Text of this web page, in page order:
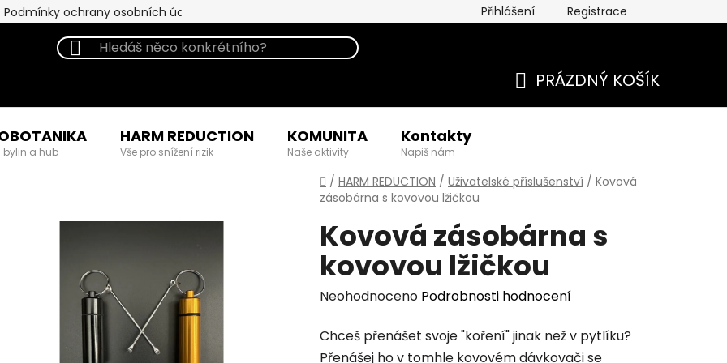
Podmínky ochrany osobních údajů Přihlášení Registrace
PRÁZDNÝ KOŠÍK
bylin a hub
HARM REDUCTION
Vše pro snížení rizik
KOMUNITA
Naše aktivity
Kontakty
Napiš nám
Domů
/ HARM REDUCTION / Uživatelské příslušenství / Kovová
zásobárna s kovovou lžičkou
Kovová zásobárna s
kovovou lžičkou
Průměrné
produktu
Neohodnoceno Podrobnosti hodnocení
Chceš přenášet svoje "koření" jinak než v pytlíku?
Přenášej ho v tomhle kovovém dávkovači se